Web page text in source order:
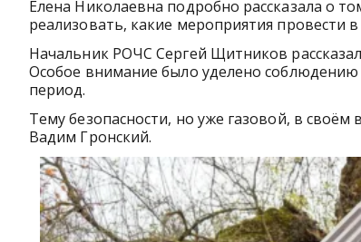
Елена Николаевна подробно рассказала о
реализовать, какие мероприятия провести
Начальник РОЧС Сергей Щитников
Особое внимание было уделено
период.
Тему безопасности, но уже газовой, в
Вадим Гронский.